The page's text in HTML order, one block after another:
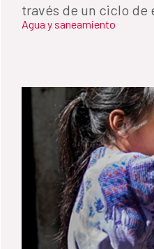
través de un ciclo de
desarrollo sostenible,
Agua y saneamiento